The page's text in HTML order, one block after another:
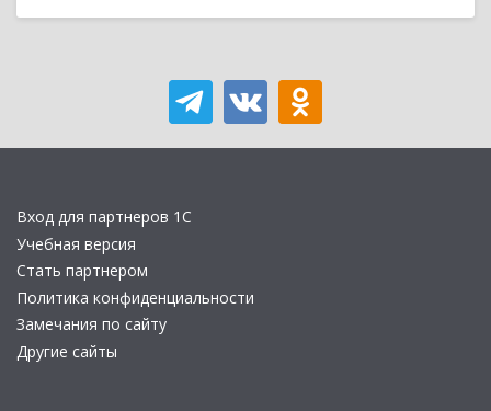
Вход для партнеров 1С
Учебная версия
Стать партнером
Политика конфиденциальности
Замечания по сайту
Другие сайты